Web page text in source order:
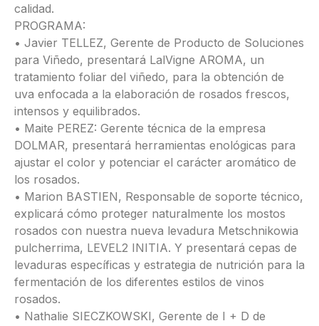
calidad.
PROGRAMA:
• Javier TELLEZ, Gerente de Producto de Soluciones
para Viñedo, presentará LalVigne AROMA, un
tratamiento foliar del viñedo, para la obtención de
uva enfocada a la elaboración de rosados frescos,
intensos y equilibrados.
• Maite PEREZ: Gerente técnica de la empresa
DOLMAR, presentará herramientas enológicas para
ajustar el color y potenciar el carácter aromático de
los rosados.
• Marion BASTIEN, Responsable de soporte técnico,
explicará cómo proteger naturalmente los mostos
rosados con nuestra nueva levadura Metschnikowia
pulcherrima, LEVEL2 INITIA. Y presentará cepas de
levaduras específicas y estrategia de nutrición para la
fermentación de los diferentes estilos de vinos
rosados.
• Nathalie SIECZKOWSKI, Gerente de I + D de